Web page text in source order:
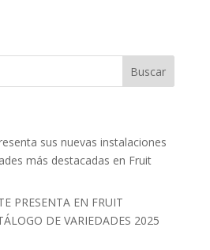
sus nuevas instalaciones
más destacadas en Fruit
PRESENTA EN FRUIT
DE VARIEDADES 2025